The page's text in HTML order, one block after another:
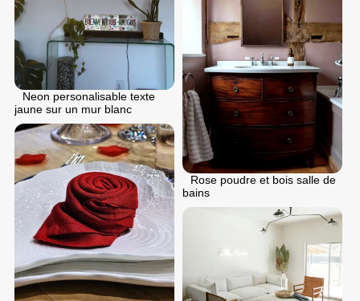
Neon personalisable texte
jaune sur un mur blanc
Rose poudre et bois salle de
bains